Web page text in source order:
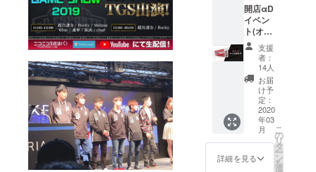
ンディ
ング限
定) αD
全員集
合クッ
ション
(クラウ
ドファ
ンディ
ング限
定品) 希
望選手
のオリ
ジナル
開店αD
イベン
ト(オフ
会)優待
券 1時
間 荒野
行動を
超無課
金と一
緒にプ
レイ フ
レンド
追加 青
ロケ
メッ
支援
者：
14人
お届
け予
定：
2020
年03
月
詳細を見る
こ
の
リ
タ
ー
ン
を
選